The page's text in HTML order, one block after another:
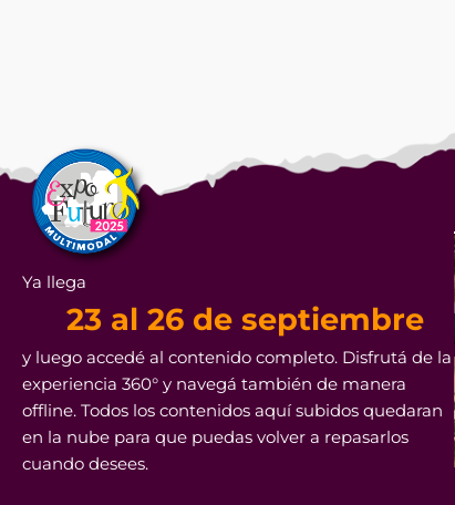
Ya llega
23 al 26 de septiembre
y luego accedé al contenido completo. Disfrutá de la
experiencia 360° y navegá también de manera
offline. Todos los contenidos aquí subidos quedaran
en la nube para que puedas volver a repasarlos
cuando desees.